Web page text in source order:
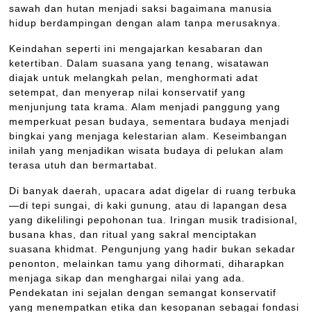
sawah dan hutan menjadi saksi bagaimana manusia
hidup berdampingan dengan alam tanpa merusaknya.
Keindahan seperti ini mengajarkan kesabaran dan
ketertiban. Dalam suasana yang tenang, wisatawan
diajak untuk melangkah pelan, menghormati adat
setempat, dan menyerap nilai konservatif yang
menjunjung tata krama. Alam menjadi panggung yang
memperkuat pesan budaya, sementara budaya menjadi
bingkai yang menjaga kelestarian alam. Keseimbangan
inilah yang menjadikan wisata budaya di pelukan alam
terasa utuh dan bermartabat.
Di banyak daerah, upacara adat digelar di ruang terbuka
—di tepi sungai, di kaki gunung, atau di lapangan desa
yang dikelilingi pepohonan tua. Iringan musik tradisional,
busana khas, dan ritual yang sakral menciptakan
suasana khidmat. Pengunjung yang hadir bukan sekadar
penonton, melainkan tamu yang dihormati, diharapkan
menjaga sikap dan menghargai nilai yang ada.
Pendekatan ini sejalan dengan semangat konservatif
yang menempatkan etika dan kesopanan sebagai fondasi